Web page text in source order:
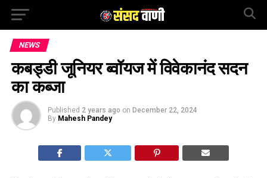
NEWS
कबड्डी जूनियर ब्वॉयज में विवेकानंद सदन
का कब्जा
Published 2 years ago on December 22, 2024
By Mahesh Pandey